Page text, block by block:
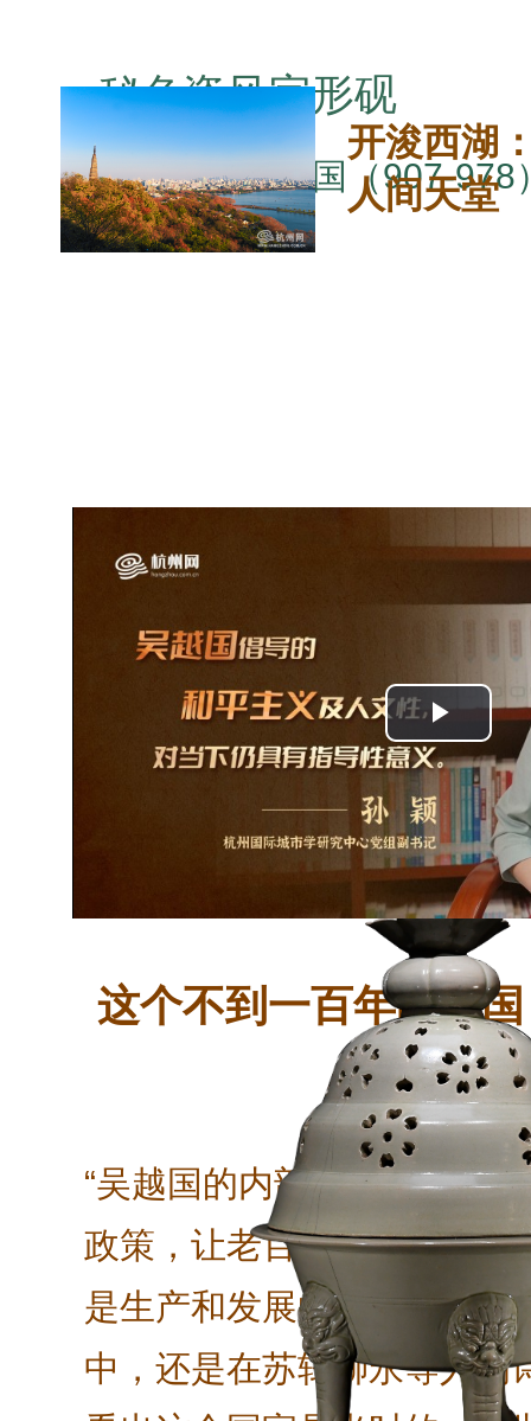
秘色瓷风字形砚
五代吴越国（907-978
土。
开浚西湖
人间天堂
Play
Video
这个不到一百年的王
角一千年
“吴越国的内部，实际上一
政策，让老百姓少受战乱影
是生产和发展的乐土。不管
中，还是在苏轼柳永等人